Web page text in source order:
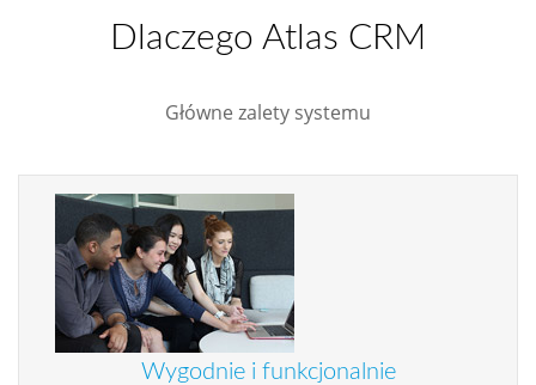
Dlaczego Atlas CRM
Główne zalety systemu
Wygodnie i funkcjonalnie